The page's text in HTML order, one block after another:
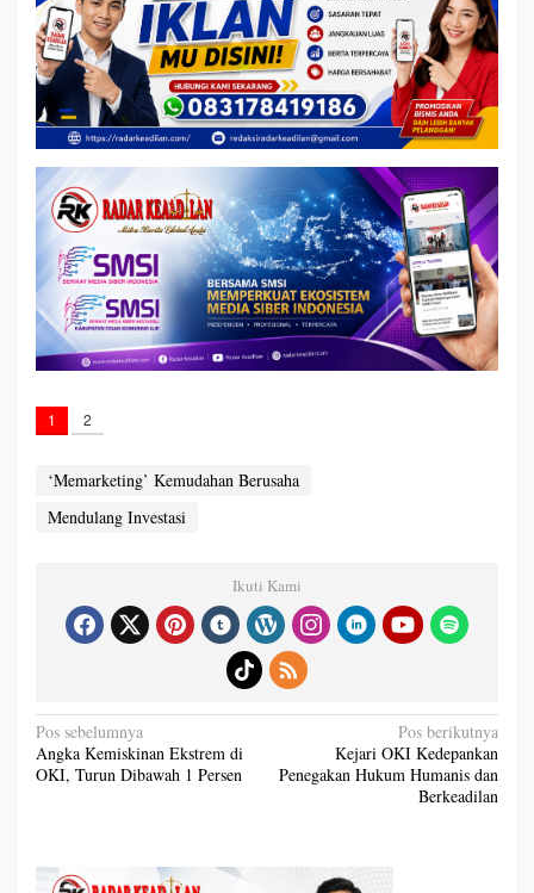
1 2
‘Memarketing’ Kemudahan Berusaha
Mendulang Investasi
Ikuti Kami
N
a
v
i
o
Pos sebelumnya
Angka Kemiskinan Ekstrem di
OKI, Turun Dibawah 1 Persen
Pos berikutnya
Kejari OKI Kedepankan
Penegakan Hukum Humanis dan
Berkeadilan